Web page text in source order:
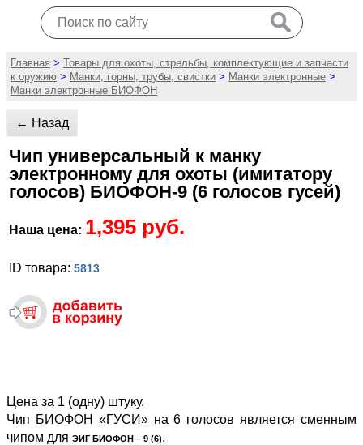
Главная > Товары для охоты, стрельбы, комплектующие и запчасти
к оружию > Манки, горны, трубы, свистки > Манки электронные >
Манки электронные БИОФОН
← Назад
Чип универсальный к манку
электронному для охоты (имитатору
голосов) БИОФОН-9 (6 голосов гусей)
Наша цена: 1,395 руб.
ID товара: 5813
Цена за 1 (одну) штуку.
Чип БИОФОН «ГУСИ» на 6 голосов является сменным
чипом для ЭИГ БИОФОН – 9 (6).